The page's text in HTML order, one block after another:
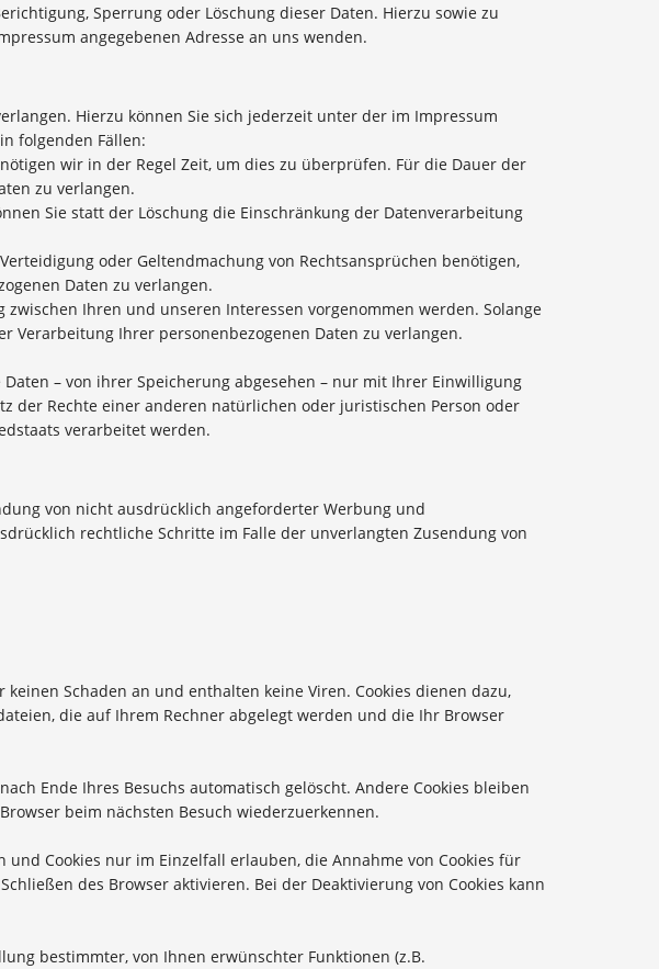
Sperrung oder Löschung dieser Daten. Hierzu sowie zu
angegebenen Adresse an uns wenden.
Hierzu können Sie sich jederzeit unter der im Impressum
folgenden Fällen:
wir in der Regel Zeit, um dies zu überprüfen. Für die Dauer der
zu verlangen.
Sie statt der Löschung die Einschränkung der Datenverarbeitung
oder Geltendmachung von Rechtsansprüchen benötigen,
Daten zu verlangen.
Ihren und unseren Interessen vorgenommen werden. Solange
Verarbeitung Ihrer personenbezogenen Daten zu verlangen.
– von ihrer Speicherung abgesehen – nur mit Ihrer Einwilligung
der Rechte einer anderen natürlichen oder juristischen Person oder
verarbeitet werden.
von nicht ausdrücklich angeforderter Werbung und
rechtliche Schritte im Falle der unverlangten Zusendung von
Schaden an und enthalten keine Viren. Cookies dienen dazu,
die auf Ihrem Rechner abgelegt werden und die Ihr Browser
Ende Ihres Besuchs automatisch gelöscht. Andere Cookies bleiben
beim nächsten Besuch wiederzuerkennen.
Cookies nur im Einzelfall erlauben, die Annahme von Cookies für
des Browser aktivieren. Bei der Deaktivierung von Cookies kann
bestimmter, von Ihnen erwünschter Funktionen (z.B.